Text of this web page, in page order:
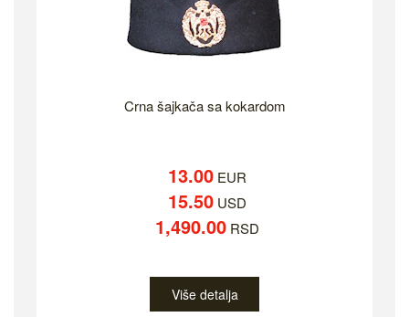
Crna šajkača sa kokardom
13.00EUR
15.50USD
1,490.00RSD
Više detalja